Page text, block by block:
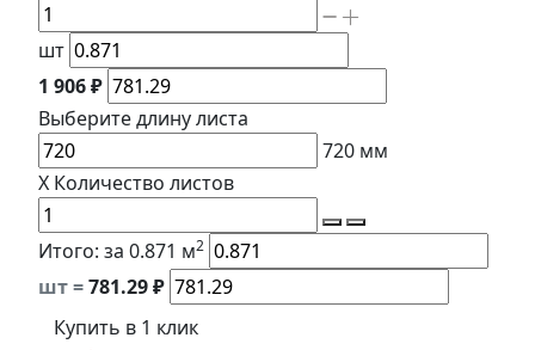
шт
1 906 ₽
Выберите длинулиста
720 мм
X Количество листов
Итого: за 0.871 м2
шт =781.29₽
Купить в 1 клик